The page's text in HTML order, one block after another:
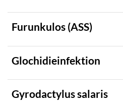
Furunkulos (ASS)
Glochidieinfektion
Gyrodactylus salaris